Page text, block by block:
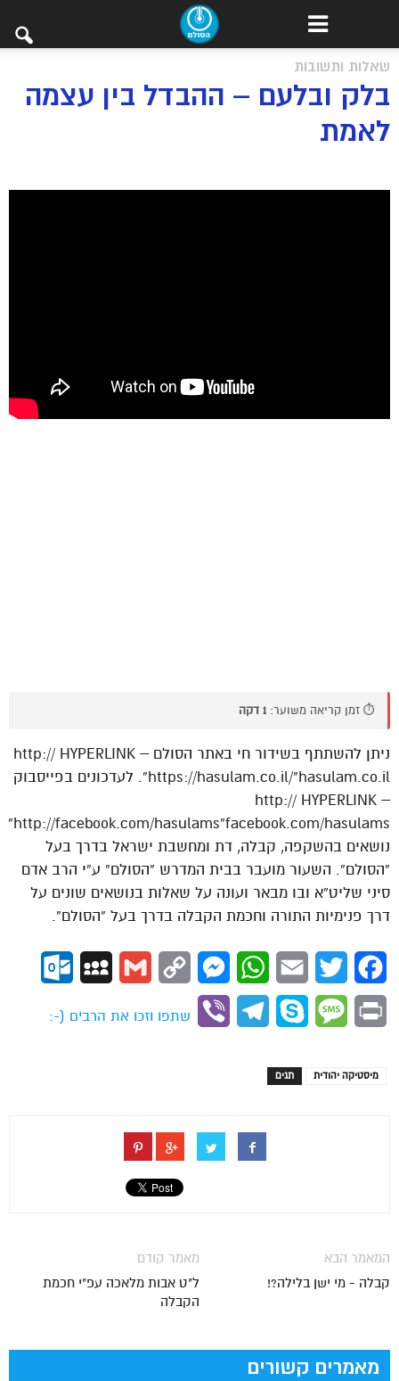
שאלות ותשובות
בלק ובלעם – ההבדל בין עצמה
לאמת
⏱️ זמן קריאה משוער: 1 דקה
ניתן להשתתף בשידור חי באתר הסולם – http:// HYPERLINK
“https://hasulam.co.il/”hasulam.co.il. לעדכונים בפייסבוק
– http:// HYPERLINK
“http://facebook.com/hasulams”facebook.com/hasulams
נושאים בהשקפה, קבלה, דת ומחשבת ישראל בדרך בעל
“הסולם”. השעור מועבר בבית המדרש “הסולם” ע”י הרב אדם
סיני שליט”א ובו מבאר ועונה על שאלות בנושאים שונים על
דרך פנימיות התורה וחכמת הקבלה בדרך בעל “הסולם”.
Facebook
Twitter
Email
WhatsApp
Messenger
Copy
Gmail
MySpace
Print
Message
Skype
Telegram
Viber
שתפו וזכו את הרבים (-:
תגים מיסטיקה יהודית
מאמר קודם
ל"ט אבות מלאכה עפ"י חכמת
הקבלה
המאמר הבא
קבלה - מי ישן בלילה?!
מאמרים קשורים